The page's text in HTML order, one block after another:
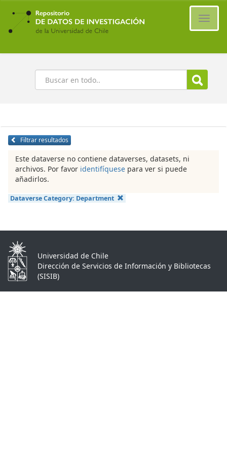
Ir
contenido
principal
Buscar
Filtrar resultados
Este dataverse no contiene dataverses, datasets, ni
archivos. Por favor identifíquese para ver si puede
añadirlos.
Dataverse Category: Department
Universidad de Chile
Dirección de Servicios de Información y Bibliotecas
(SISIB)